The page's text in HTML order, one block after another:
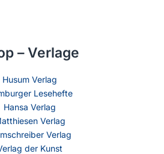
– Verlage
Husum Verlag
Lesehefte
Hansa Verlag
Verlag
Verlag
der Kunst